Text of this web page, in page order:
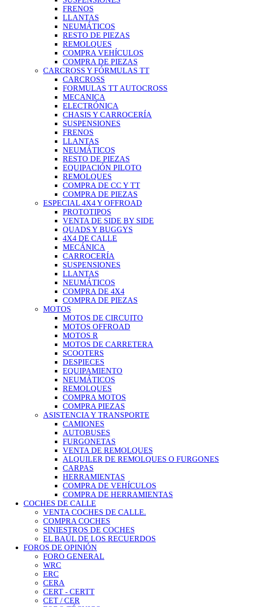
FRENOS
LLANTAS
NEUMÁTICOS
RESTO DE PIEZAS
REMOLQUES
COMPRA VEHÍCULOS
COMPRA DE PIEZAS
CARCROSS Y FÓRMULAS TT
CARCROSS
FORMULAS TT AUTOCROSS
MECANICA
ELECTRÓNICA
CHASIS Y CARROCERÍA
SUSPENSIONES
FRENOS
LLANTAS
NEUMÁTICOS
RESTO DE PIEZAS
EQUIPACIÓN PILOTO
REMOLQUES
COMPRA DE CC Y TT
COMPRA DE PIEZAS
ESPECIAL 4X4 Y OFFROAD
PROTOTIPOS
VENTA DE SIDE BY SIDE
QUADS Y BUGGYS
4X4 DE CALLE
MECÁNICA
CARROCERÍA
SUSPENSIONES
LLANTAS
NEUMÁTICOS
COMPRA DE 4X4
COMPRA DE PIEZAS
MOTOS
MOTOS DE CIRCUITO
MOTOS OFFROAD
MOTOS R
MOTOS DE CARRETERA
SCOOTERS
DESPIECES
EQUIPAMIENTO
NEUMÁTICOS
REMOLQUES
COMPRA MOTOS
COMPRA PIEZAS
ASISTENCIA Y TRANSPORTE
CAMIONES
AUTOBUSES
FURGONETAS
VENTA DE REMOLQUES
ALQUILER DE REMOLQUES O FURGONES
CARPAS
HERRAMIENTAS
COMPRA DE VEHÍCULOS
COMPRA DE HERRAMIENTAS
COCHES DE CALLE
VENTA COCHES DE CALLE.
COMPRA COCHES
SINIESTROS DE COCHES
EL BAÚL DE LOS RECUERDOS
FOROS DE OPINIÓN
FORO GENERAL
WRC
ERC
CERA
CERT - CERTT
CET / CER